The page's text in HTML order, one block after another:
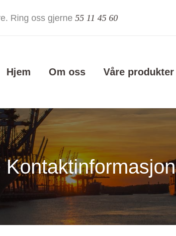
Ring oss gjerne 55 11 45 60
Hjem Om oss Våre produkter
Kontaktinformasjon